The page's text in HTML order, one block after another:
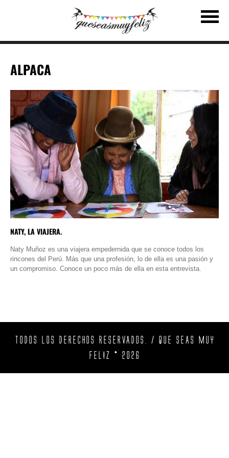
ALPACA
NATY, LA VIAJERA.
Naty Muñoz es una viajera empedernida que se conoce todos los
rincones del Perú. Más que una profesión, lo de ella es una pasión y
un compromiso. Conoce un poco más de ella en esta entrevista.
TODOS LOS DERECHOS RESERVADOS. / QUE SEAS MUY
FELIZ © 2026